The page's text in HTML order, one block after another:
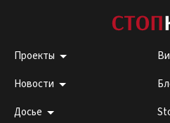
Проекты
Новости
Досье